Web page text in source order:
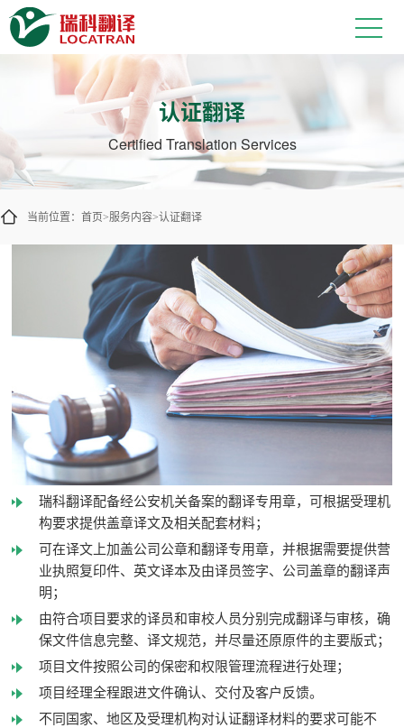
认证翻译与盖章翻译服务
认证翻译
Certified Translation Services
当前位置： 首页>服务内容>认证翻译
瑞科翻译配备经公安机关备案的翻译专用章，可根据受理机
构要求提供盖章译文及相关配套材料；
可在译文上加盖公司公章和翻译专用章，并根据需要提供营
业执照复印件、英文译本及由译员签字、公司盖章的翻译声
明；
由符合项目要求的译员和审校人员分别完成翻译与审核，确
保文件信息完整、译文规范，并尽量还原原件的主要版式；
项目文件按照公司的保密和权限管理流程进行处理；
项目经理全程跟进文件确认、交付及客户反馈。
不同国家、地区及受理机构对认证翻译材料的要求可能不